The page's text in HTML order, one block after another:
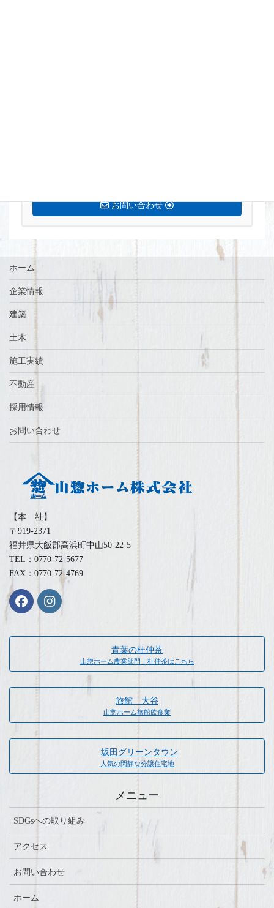
お問い合わせ
ホーム
企業情報
建築
土木
施工実績
不動産
採用情報
お問い合わせ
【本 社】
〒919-2371
福井県大飯郡高浜町中山50-22-5
TEL：0770-72-5677
FAX：0770-72-4769
青葉の杜仲茶
山惣ホーム農業部門｜杜仲茶はこちら
旅館 大谷
山惣ホーム旅館飲食業
坂田グリーンタウン
人気の閑静な分譲住宅地
メニュー
SDGsへの取り組み
アクセス
お問い合わせ
ホーム